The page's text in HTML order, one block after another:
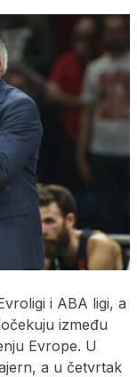
i ABA ligi, a
između
Evrope. U
a u četvrtak